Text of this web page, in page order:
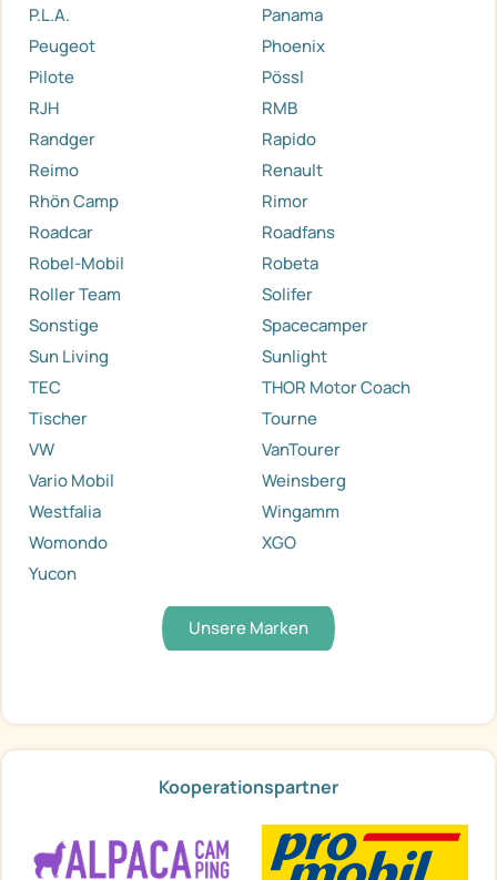
P.L.A.
Panama
Peugeot
Phoenix
Pilote
Pössl
RJH
RMB
Randger
Rapido
Reimo
Renault
Rhön Camp
Rimor
Roadcar
Roadfans
Robel-Mobil
Robeta
Roller Team
Solifer
Sonstige
Spacecamper
Sun Living
Sunlight
TEC
THOR Motor Coach
Tischer
Tourne
VW
VanTourer
Vario Mobil
Weinsberg
Westfalia
Wingamm
Womondo
XGO
Yucon
Unsere Marken
Kooperationspartner